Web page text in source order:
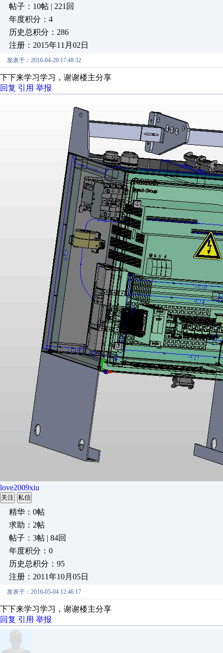
帖子：10帖 | 221回
年度积分：4
历史总积分：286
注册：2015年11月02日
发表于：2016-04-20 17:48:32
下下来学习学习，谢谢楼主分享
回复 引用 举报
love2009xiu
关注 私信
精华：0帖
求助：2帖
帖子：3帖 | 84回
年度积分：0
历史总积分：95
注册：2011年10月05日
发表于：2016-05-04 12:46:17
下下来学习学习，谢谢楼主分享
回复 引用 举报